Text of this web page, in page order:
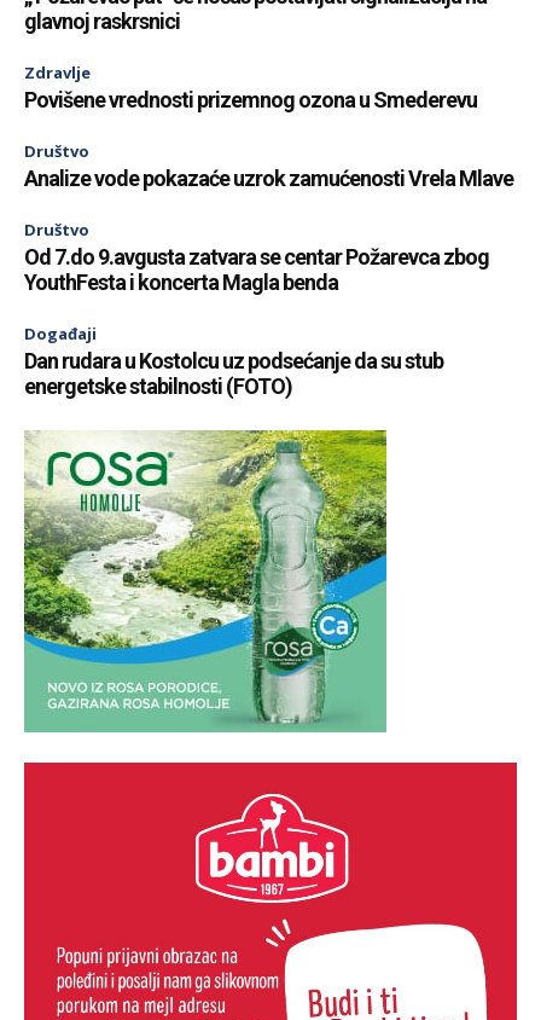
glavnoj raskrsnici
Zdravlje
Povišene vrednosti prizemnog ozona u Smederevu
Društvo
Analize vode pokazaće uzrok zamućenosti Vrela Mlave
Društvo
Od 7.do 9.avgusta zatvara se centar Požarevca zbog
YouthFesta i koncerta Magla benda
Događaji
Dan rudara u Kostolcu uz podsećanje da su stub
energetske stabilnosti (FOTO)